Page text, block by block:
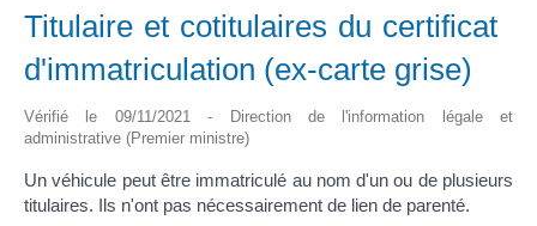
Titulaire et cotitulaires du certificat
d'immatriculation (ex-carte grise)
Vérifié le 09/11/2021 - Direction de l'information légale et
administrative (Premier ministre)
Un véhicule peut être immatriculé au nom d'un ou de plusieurs
titulaires. Ils n'ont pas nécessairement de lien de parenté.